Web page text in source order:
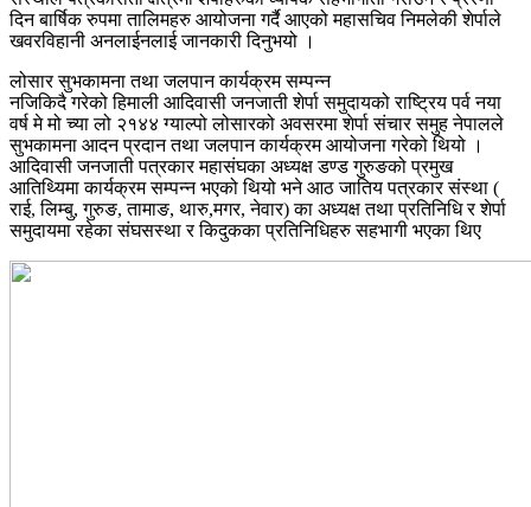
दिन बार्षिक रुपमा तालिमहरु आयोजना गर्दै आएको महासचिव निमलेकी शेर्पाले
खवरविहानी अनलाईनलाई जानकारी दिनुभयो ।
लोसार सुभकामना तथा जलपान कार्यक्रम सम्पन्न
नजिकिदै गरेको हिमाली आदिवासी जनजाती शेर्पा समुदायको राष्ट्रिय पर्व नया
वर्ष मे मो च्या लो २१४४ ग्याल्पो लोसारको अवसरमा शेर्पा संचार समुह नेपालले
सुभकामना आदन प्रदान तथा जलपान कार्यक्रम आयोजना गरेको थियो ।
आदिवासी जनजाती पत्रकार महासंघका अध्यक्ष डण्ड गुरुङको प्रमुख
आतिथ्यिमा कार्यक्रम सम्पन्न भएको थियो भने आठ जातिय पत्रकार संस्था (
राई, लिम्बु, गुरुङ, तामाङ, थारु,मगर, नेवार) का अध्यक्ष तथा प्रतिनिधि र शेर्पा
समुदायमा रहेका संघसस्था र किदुकका प्रतिनिधिहरु सहभागी भएका थिए